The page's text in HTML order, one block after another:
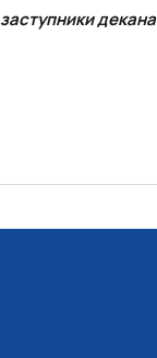
заступники декана